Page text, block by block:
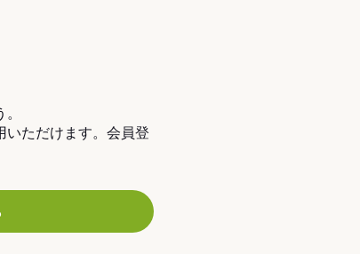
ただけます。会員登